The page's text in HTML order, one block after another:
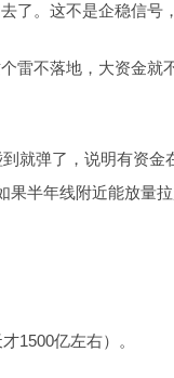
了。这不是企稳信号
雷不落地，大资金就
就弹了，说明有资金
半年线附近能放量
1500亿左右）。